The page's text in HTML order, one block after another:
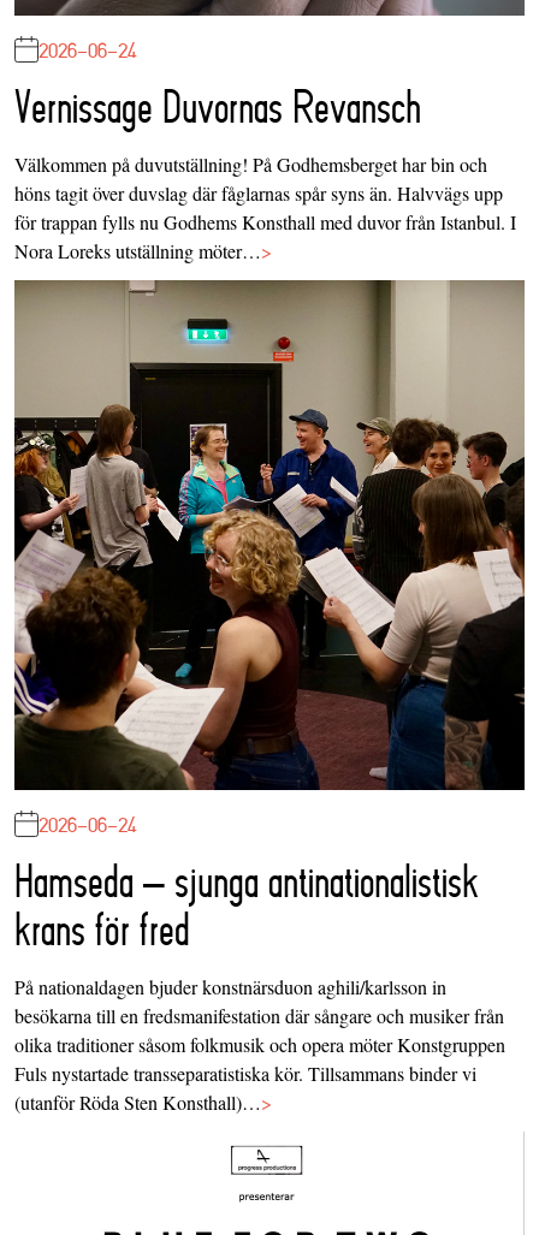
2026-06-24
Vernissage Duvornas Revansch
Välkommen på duvutställning! På Godhemsberget har bin och
höns tagit över duvslag där fåglarnas spår syns än. Halvvägs upp
för trappan fylls nu Godhems Konsthall med duvor från Istanbul. I
Nora Loreks utställning möter…>
2026-06-24
Hamseda – sjunga antinationalistisk
krans för fred
På nationaldagen bjuder konstnärsduon aghili/karlsson in
besökarna till en fredsmanifestation där sångare och musiker från
olika traditioner såsom folkmusik och opera möter Konstgruppen
Fuls nystartade transseparatistiska kör. Tillsammans binder vi
(utanför Röda Sten Konsthall)…>